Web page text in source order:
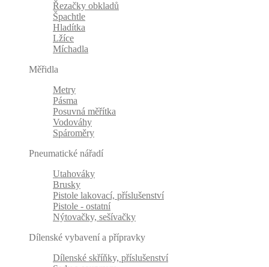
Řezačky obkladů
Špachtle
Hladítka
Lžíce
Míchadla
Měřidla
Metry
Pásma
Posuvná měřítka
Vodováhy
Spároměry
Pneumatické nářadí
Utahováky
Brusky
Pistole lakovací, příslušenství
Pistole - ostatní
Nýtovačky, sešívačky
Dílenské vybavení a přípravky
Dílenské skříňky, příslušenství